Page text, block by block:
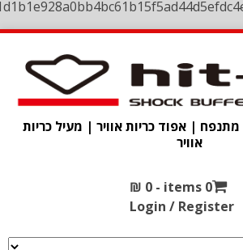
| אפוד כריות אוויר | מעיל כריות
אוויר
0 items -
₪ 0
Login / Register